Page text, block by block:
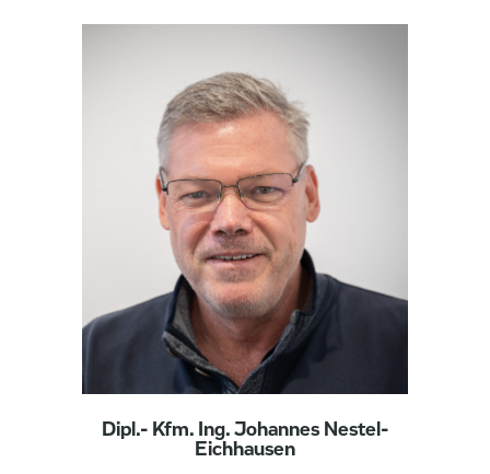
Dipl.- Kfm. Ing. Johannes Nestel-
Eichhausen